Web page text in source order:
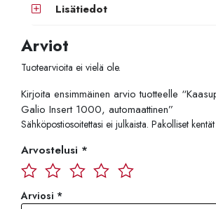
Lisätiedot
Arviot
Tuotearvioita ei vielä ole.
Kirjoita ensimmäinen arvio tuotteelle
Galio Insert 1000, automaattinen”
Sähköpostiosoitettasi ei julkaista. Pakolliset
Arvostelusi *
Arviosi *